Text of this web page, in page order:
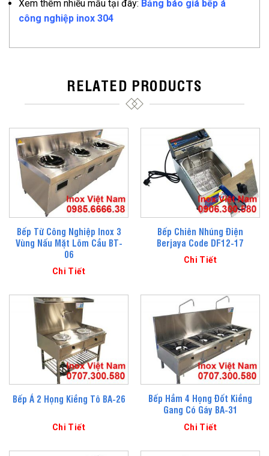
Xem thêm nhiều mẫu tại đây: Bảng báo giá bếp á
công nghiệp inox 304
RELATED PRODUCTS
Bếp Từ Công Nghiệp Inox 3
Vùng Nấu Mặt Lõm Cầu BT-
06
Chi Tiết
Bếp Chiên Nhúng Điện
Berjaya Code DF12-17
Chi Tiết
Bếp Á 2 Họng Kiềng Tô BA-26
Chi Tiết
Bếp Hầm 4 Họng Đốt Kiềng
Gang Có Gáy BA-31
Chi Tiết